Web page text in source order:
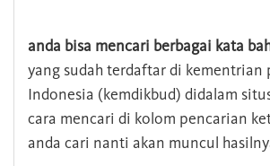
anda bisa mencari berbagai kata
yang sudah terdaftar di kementrian
Indonesia (kemdikbud) didalam
cara mencari di kolom pencarian
anda cari nanti akan muncul